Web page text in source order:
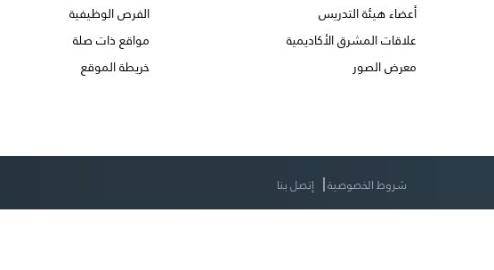
الفرص الوظيفية
مواقع ذات صلة
خريطة الموقع
أعضاء هيئة التدريس
علاقات المشرق الأكاديمية
معرض الصور
شروط الخصوصية إتصل بنا